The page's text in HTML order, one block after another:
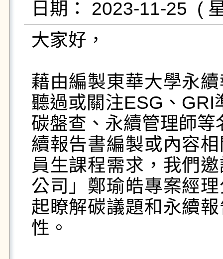
大家好，
藉由編製東華大學永
聽過或關注ESG、
碳盤查、永續管理師
續報告書編製或內容
員生課程需求，我們
公司」鄭瑜皓專案經
起瞭解碳議題和永續
性。